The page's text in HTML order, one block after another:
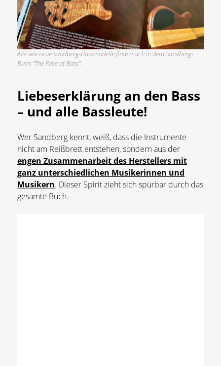
Alte wie neue Sandberg-Bassmodelle finden sich in dem Sandberg-
Buch “The Face of Bass”.
Liebeserklärung an den Bass
– und alle Bassleute!
Wer Sandberg kennt, weiß, dass die Instrumente
nicht am Reißbrett entstehen, sondern aus der
engen Zusammenarbeit des Herstellers mit
ganz unterschiedlichen Musikerinnen und
Musikern. Dieser Spirit zieht sich spürbar durch das
gesamte Buch.